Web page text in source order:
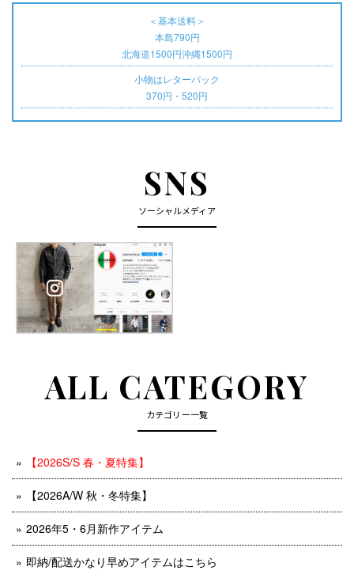
＜基本送料＞
本島790円
北海道1500円沖縄1500円
小物はレターパック
370円・520円
SNS
ソーシャルメディア
ALL CATEGORY
カテゴリー一覧
【2026S/S 春・夏特集】
【2026A/W 秋・冬特集】
2026年5・6月新作アイテム
即納/配送かなり早めアイテムはこちら